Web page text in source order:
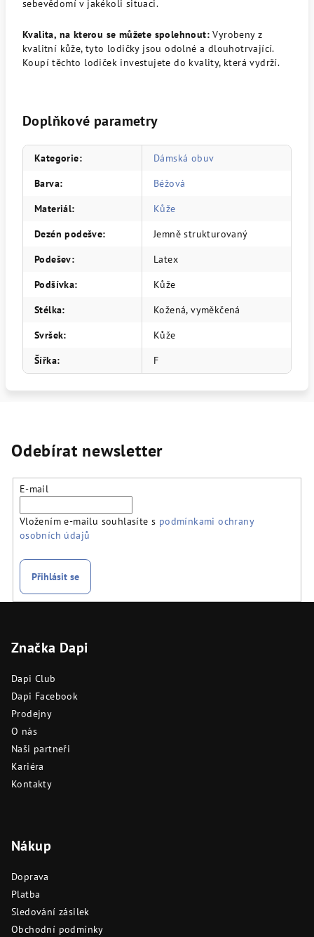
sebevědomí v jakékoli situaci.
Kvalita, na kterou se můžete spolehnout: Vyrobeny z
kvalitní kůže, tyto lodičky jsou odolné a dlouhotrvající.
Koupí těchto lodiček investujete do kvality, která vydrží.
Doplňkové parametry
Kategorie:
Dámská obuv
Barva:
Béžová
Materiál:
Kůže
Dezén podešve:
Jemně strukturovaný
Podešev:
Latex
Podšívka:
Kůže
Stélka:
Kožená, vyměkčená
Svršek:
Kůže
Šířka: F
Odebírat newsletter
E-mail
Vložením e-mailu souhlasíte s podmínkami ochrany
osobních údajů
Přihlásit se
Značka Dapi
Dapi Club
Dapi Facebook
Prodejny
O nás
Naši partneři
Kariéra
Kontakty
Nákup
Doprava
Platba
Sledování zásilek
Obchodní podmínky